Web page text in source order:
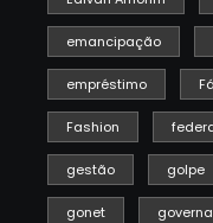
emancipação
empréstimo
Fashion
gestão golpe
gonet